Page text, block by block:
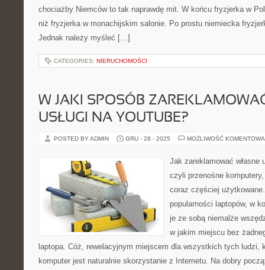
chociażby Niemców to tak naprawdę mit. W końcu fryzjerka w
niż fryzjerka w monachijskim salonie. Po prostu niemiecka
Jednak należy myśleć […]
CATEGORIES: NIERUCHOMOŚCI
W JAKI SPOSÓB
USŁUGI NA YOUTUBE?
POSTED BY ADMIN GRU - 28 - 2025 MOŻLIWOŚĆ
Jak zareklamować własne
czyli przenośne
coraz częściej
popularności laptopów, w
je ze sobą niemalże
w jakim miejscu bez
laptopa. Cóż, rewelacyjnym miejscem dla wszystkich tych ludzi,
komputer jest naturalnie skorzystanie z Internetu. Na dobry